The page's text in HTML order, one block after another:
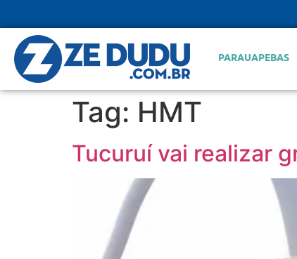
PARAUAPEBAS
Tag: HMT
Tucuruí vai realizar